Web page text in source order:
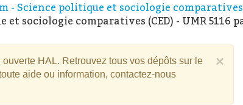
- Science politique et sociologie comparatives
sociologie comparatives (CED) - UMR 5116
×
HAL. Retrouvez tous vos dépôts sur le
aide ou information, contactez-nous